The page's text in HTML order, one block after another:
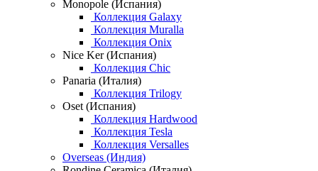
Monopole (Испания)
Коллекция Galaxy
Коллекция Muralla
Коллекция Onix
Nice Ker (Испания)
Коллекция Chic
Panaria (Италия)
Коллекция Trilogy
Oset (Испания)
Коллекция Hardwood
Коллекция Tesla
Коллекция Versalles
Overseas (Индия)